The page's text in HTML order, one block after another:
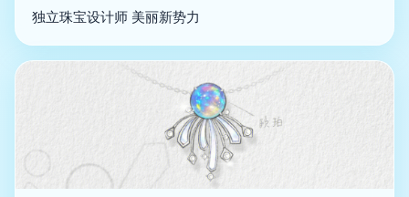
独立珠宝设计师 美丽新势力